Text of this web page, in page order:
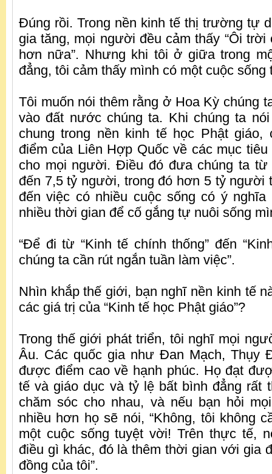
Đúng rồi. Trong nền kinh tế thị trường tự
gia tăng, mọi người đều cảm thấy “Ôi
hơn nữa”. Nhưng khi tôi ở giữa trong
đẳng, tôi cảm thấy mình có một cuộc sống
Tôi muốn nói thêm rằng ở Hoa Kỳ chúng
vào đất nước chúng ta. Khi chúng ta
chung trong nền kinh tế học Phật giáo,
điểm của Liên Hợp Quốc về các mục
cho mọi người. Điều đó đưa chúng ta
đến 7,5 tỷ người, trong đó hơn 5 tỷ người
đến việc có nhiều cuộc sống có ý
nhiều thời gian để cố gắng tự nuôi sống
“Để đi từ “Kinh tế chính thống” đến
chúng ta cần rút ngắn tuần làm việc”.
Nhìn khắp thế giới, bạn nghĩ nền kinh tế
các giá trị của “Kinh tế học Phật giáo”?
Trong thế giới phát triển, tôi nghĩ mọi
Âu. Các quốc gia như Đan Mạch, Thụy
được điểm cao về hạnh phúc. Họ đạt
tế và giáo dục và tỷ lệ bất bình đẳng rất
chăm sóc cho nhau, và nếu bạn hỏi
nhiều hơn họ sẽ nói, “Không, tôi không
một cuộc sống tuyệt vời! Trên thực tế,
điều gì khác, đó là thêm thời gian với gia
đồng của tôi”.